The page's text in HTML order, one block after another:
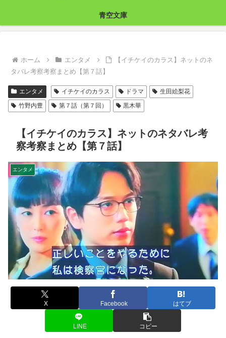
青空文庫
ホーム エンタメ
【イチケイのカラス】ネットのネ
タバレ考察考察まとめ【第７話】
エンタメ イチケイのカラス ドラマ
生田絵梨花
竹野内豊
第７話（第７回） 黒木華
【イチケイのカラス】ネットのネタバレ考
察考察まとめ【第７話】
エンタメ
X Facebook はてブ
LINE コピー